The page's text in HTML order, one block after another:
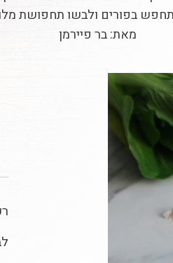
בפורים ולבשו תחפושת
מאת: בר פיירמן